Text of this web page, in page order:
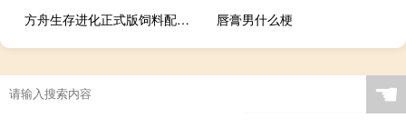
方舟生存进化正式版饲料配方大全
唇膏男什么梗
☚